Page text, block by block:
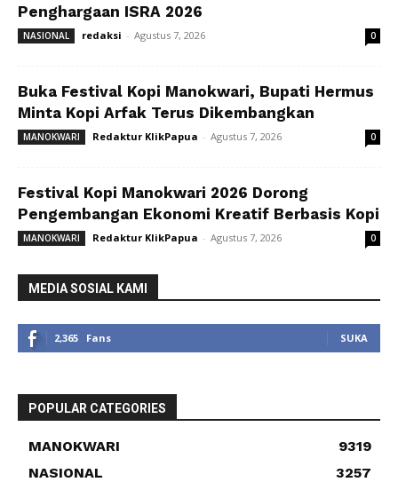
Penghargaan ISRA 2026
NASIONAL redaksi - Agustus 7, 2026 0
Buka Festival Kopi Manokwari, Bupati Hermus
Minta Kopi Arfak Terus Dikembangkan
MANOKWARI Redaktur KlikPapua - Agustus 7, 2026 0
Festival Kopi Manokwari 2026 Dorong
Pengembangan Ekonomi Kreatif Berbasis Kopi
MANOKWARI Redaktur KlikPapua - Agustus 7, 2026 0
MEDIA SOSIAL KAMI
2,365 Fans SUKA
POPULAR CATEGORIES
MANOKWARI
9319
NASIONAL
3257